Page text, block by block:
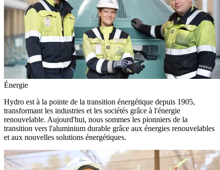
Énergie
Hydro est à la pointe de la transition énergétique depuis 1905,
transformant les industries et les sociétés grâce à l'énergie
renouvelable. Aujourd'hui, nous sommes les pionniers de la
transition vers l'aluminium durable grâce aux énergies renouvelables
et aux nouvelles solutions énergétiques.